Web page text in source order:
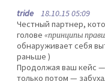
tride 18.10.15 05:09
Честный партнер,
голове «принципы
обнаруживает себя
раньше )
Продолжая ваш кейс
только потом —